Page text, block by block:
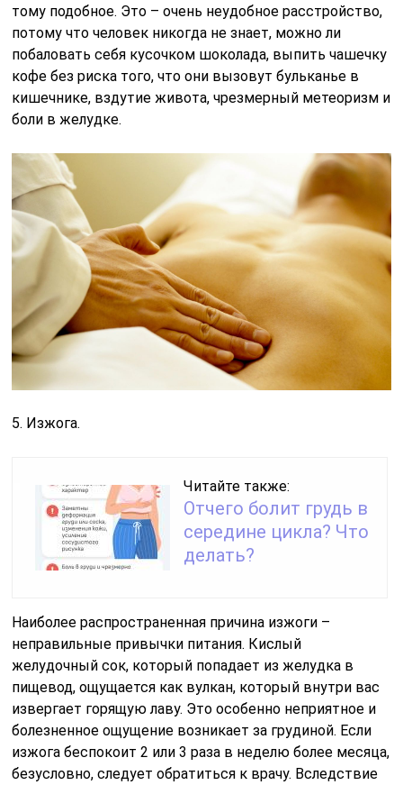
тому подобное. Это – очень неудобное расстройство,
потому что человек никогда не знает, можно ли
побаловать себя кусочком шоколада, выпить чашечку
кофе без риска того, что они вызовут бульканье в
кишечнике, вздутие живота, чрезмерный метеоризм и
боли в желудке.
5. Изжога.
Читайте также:
Отчего болит грудь в
середине цикла? Что
делать?
Наиболее распространенная причина изжоги –
неправильные привычки питания. Кислый
желудочный сок, который попадает из желудка в
пищевод, ощущается как вулкан, который внутри вас
извергает горящую лаву. Это особенно неприятное и
болезненное ощущение возникает за грудиной. Если
изжога беспокоит 2 или 3 раза в неделю более месяца,
безусловно, следует обратиться к врачу. Вследствие